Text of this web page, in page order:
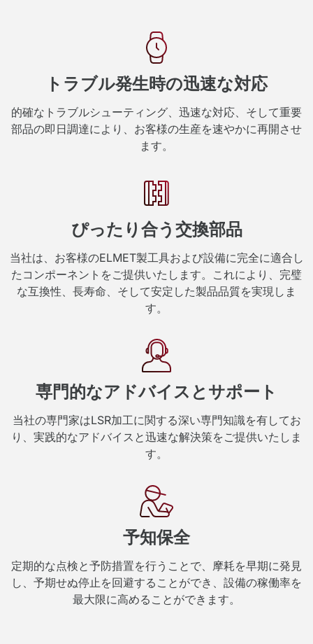
トラブル発生時の迅速な対応
的確なトラブルシューティング、迅速な対応、そして重要
部品の即日調達により、お客様の生産を速やかに再開させ
ます。
ぴったり合う交換部品
当社は、お客様のELMET製工具および設備に完全に適合し
たコンポーネントをご提供いたします。これにより、完璧
な互換性、長寿命、そして安定した製品品質を実現しま
す。
専門的なアドバイスとサポート
当社の専門家はLSR加工に関する深い専門知識を有してお
り、実践的なアドバイスと迅速な解決策をご提供いたしま
す。
予知保全
定期的な点検と予防措置を行うことで、摩耗を早期に発見
し、予期せぬ停止を回避することができ、設備の稼働率を
最大限に高めることができます。